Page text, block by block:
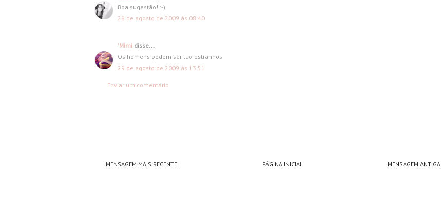
Boa sugestão! :-)
28 de agosto de 2009 às 08:40
'Mimi disse...
Os homens podem ser tão estranhos
29 de agosto de 2009 às 13:51
Enviar um comentário
MENSAGEM MAIS RECENTE MENSAGEM ANTIGA
PÁGINA INICIAL